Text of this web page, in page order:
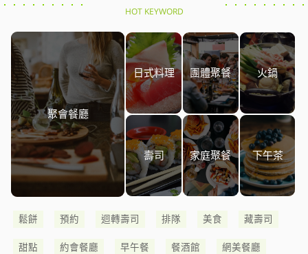
HOT KEYWORD
聚會餐廳
日式料理 團體聚餐 火鍋
壽司 家庭聚餐 下午茶
鬆餅 預約 迴轉壽司 排隊 美食 藏壽司
甜點 約會餐廳 早午餐 餐酒館 網美餐廳